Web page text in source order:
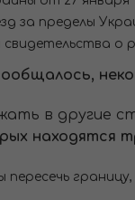
за пределы
свидетельства о
в другие
находятся
пересечь